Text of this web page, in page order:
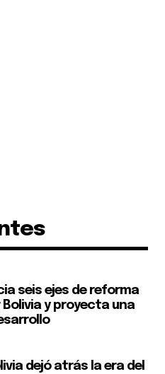
seis ejes de reforma
y proyecta una
dejó atrás la era del